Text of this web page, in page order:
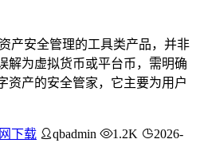
产安全管理的工具类产品，并非
解为虚拟货币或平台币，需明确
资产的安全管家，它主要为用户
下载 qbadmin 1.2K
2026-